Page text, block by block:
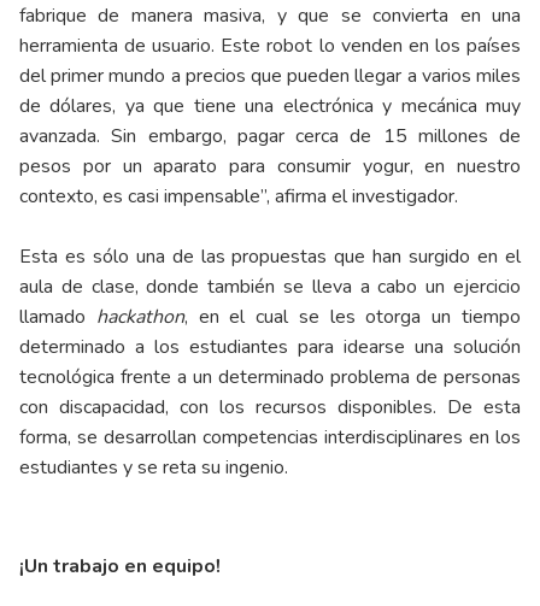
fabrique de manera masiva, y que se convierta en una
herramienta de usuario. Este robot lo venden en los países
del primer mundo a precios que pueden llegar a varios miles
de dólares, ya que tiene una electrónica y mecánica muy
avanzada. Sin embargo, pagar cerca de 15 millones de
pesos por un aparato para consumir yogur, en nuestro
contexto, es casi impensable”, afirma el investigador.
Esta es sólo una de las propuestas que han surgido en el
aula de clase, donde también se lleva a cabo un ejercicio
llamado hackathon, en el cual se les otorga un tiempo
determinado a los estudiantes para idearse una solución
tecnológica frente a un determinado problema de personas
con discapacidad, con los recursos disponibles. De esta
forma, se desarrollan competencias interdisciplinares en los
estudiantes y se reta su ingenio.
¡Un trabajo en equipo!